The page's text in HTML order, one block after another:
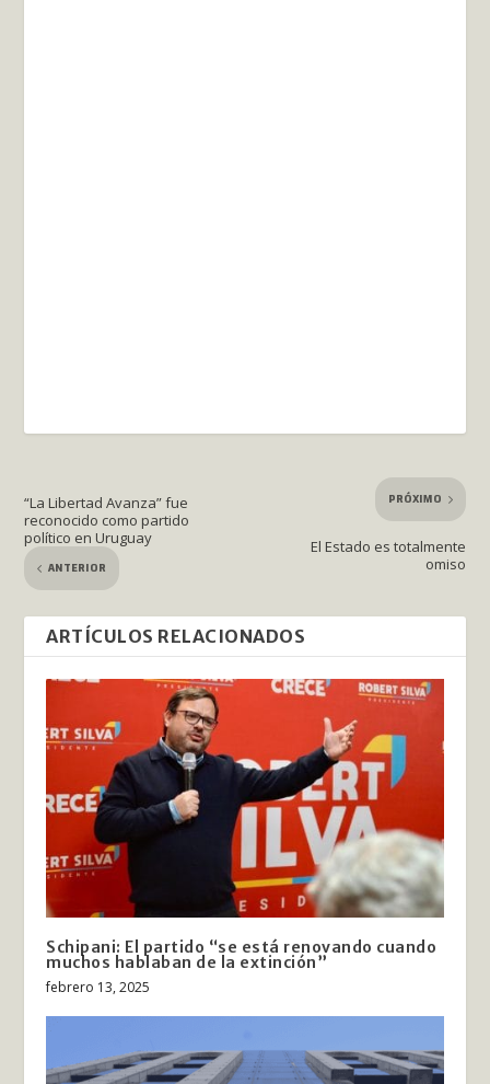
“La Libertad Avanza” fue
reconocido como partido
político en Uruguay
ANTERIOR
PRÓXIMO
El Estado es totalmente
omiso
ARTÍCULOS RELACIONADOS
Schipani: El partido “se está renovando cuando
muchos hablaban de la extinción”
febrero 13, 2025